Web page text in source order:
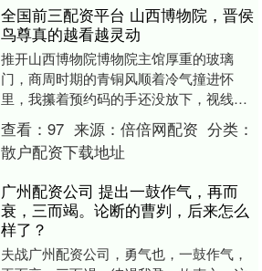
全国前三配资平台 山西博物院，晋侯
鸟尊真的越看越灵动
推开山西博物院博物院主馆厚重的玻璃
门，商周时期的青铜风顺着冷气撞进怀
里，我攥着预约码的手还没放下，视线就
被负一层晋国霸业展厅入口那团凤鸟形的
青铜影勾得挪不开脚。....
查看： 97 来源： 倍倍网配资 分类：
散户配资下载地址
广州配资公司 提出一鼓作气，再而
衰，三而竭。论断的曹刿，后来怎么
样了？
夫战广州配资公司，勇气也，一鼓作气，